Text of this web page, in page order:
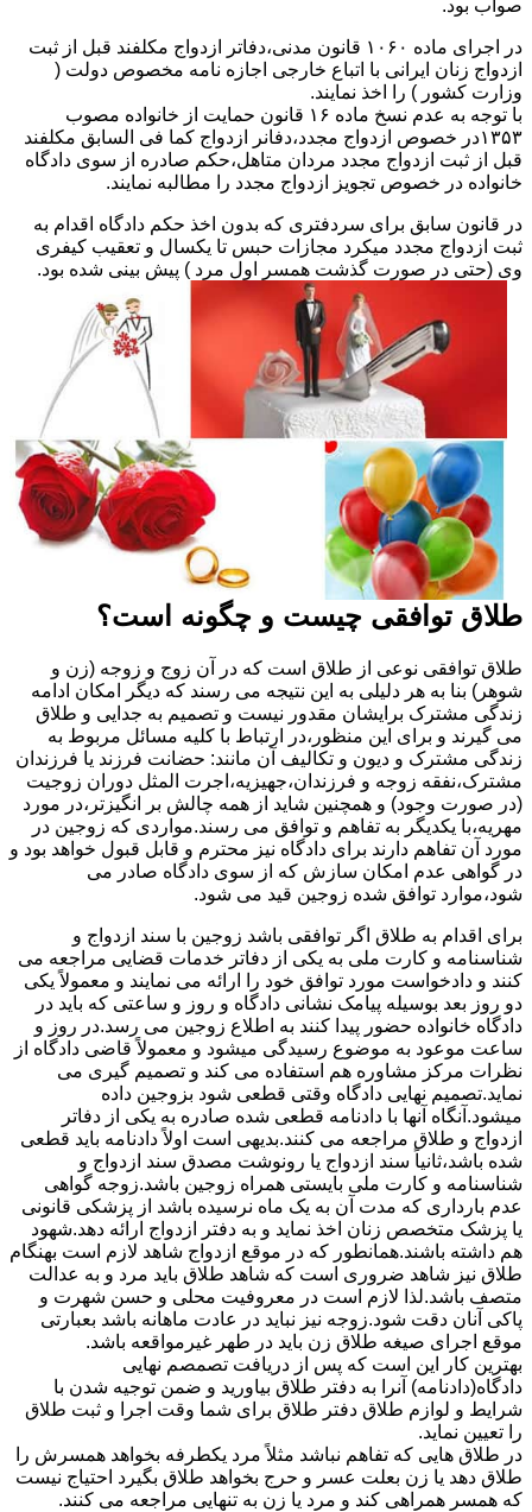
صواب بود.
در اجرای ماده ۱۰۶۰ قانون مدنی،دفاتر ازدواج مکلفند قبل از ثبت
ازدواج زنان ایرانی با اتباع خارجی اجازه نامه مخصوص دولت (
وزارت کشور ) را اخذ نمایند.
با توجه به عدم نسخ ماده ۱۶ قانون حمایت از خانواده مصوب
۱۳۵۳در خصوص ازدواج مجدد،دفانر ازدواج کما فی السابق مکلفند
قبل از ثبت ازدواج مجدد مردان متاهل،حکم صادره از سوی دادگاه
خانواده در خصوص تجویز ازدواج مجدد را مطالبه نمایند.
در قانون سابق برای سردفتری که بدون اخذ حکم دادگاه اقدام به
ثبت ازدواج مجدد میکرد مجازات حبس تا یکسال و تعقیب کیفری
وی (حتی در صورت گذشت همسر اول مرد ) پیش بینی شده بود.
طلاق توافقی چیست و چگونه است؟
طلاق توافقی نوعی از طلاق است که در آن زوج و زوجه (زن و
شوهر) بنا به هر دلیلی به این نتیجه می رسند که دیگر امکان ادامه
زندگی مشترک برایشان مقدور نیست و تصمیم به جدایی و طلاق
می گیرند و برای این منظور،در ارتباط با کلیه مسائل مربوط به
زندگی مشترک و دیون و تکالیف آن مانند: حضانت فرزند یا فرزندان
مشترک،نفقه زوجه و فرزندان،جهیزیه،اجرت المثل دوران زوجیت
(در صورت وجود) و همچنین شاید از همه چالش بر انگیزتر،در مورد
مهریه،با یکدیگر به تفاهم و توافق می رسند.مواردی که زوجین در
مورد آن تفاهم دارند برای دادگاه نیز محترم و قابل قبول خواهد بود و
در گواهی عدم امکان سازش که از سوی دادگاه صادر می
شود،موارد توافق شده زوجین قید می شود.
برای اقدام به طلاق اگر توافقی باشد زوجین با سند ازدواج و
شناسنامه و کارت ملی به یکی از دفاتر خدمات قضایی مراجعه می
کنند و دادخواست مورد توافق خود را ارائه می نمایند و معمولاً یکی
دو روز بعد بوسیله پیامک نشانی دادگاه و روز و ساعتی که باید در
دادگاه خانواده حضور پیدا کنند به اطلاع زوجین می رسد.در روز و
ساعت موعود به موضوع رسیدگی میشود و معمولاً قاضی دادگاه از
نظرات مرکز مشاوره هم استفاده می کند و تصمیم گیری می
نماید.تصمیم نهایی دادگاه وقتی قطعی شود بزوجین داده
میشود.آنگاه آنها با دادنامه قطعی شده صادره به یکی از دفاتر
ازدواج و طلاق مراجعه می کنند.بدیهی است اولاً دادنامه باید قطعی
شده باشد،ثانیاً سند ازدواج یا رونوشت مصدق سند ازدواج و
شناسنامه و کارت ملی بایستی همراه زوجین باشد.زوجه گواهی
عدم بارداری که مدت آن به یک ماه نرسیده باشد از پزشکی قانونی
یا پزشک متخصص زنان اخذ نماید و به دفتر ازدواج ارائه دهد.شهود
هم داشته باشند.همانطور که در موقع ازدواج شاهد لازم است بهنگام
طلاق نیز شاهد ضروری است که شاهد طلاق باید مرد و به عدالت
متصف باشد.لذا لازم است در معروفیت محلی و حسن شهرت و
پاکی آنان دقت شود.زوجه نیز نباید در عادت ماهانه باشد بعبارتی
موقع اجرای صیغه طلاق زن باید در طهر غیرمواقعه باشد.
بهترین کار این است که پس از دریافت تصمصم نهایی
دادگاه(دادنامه) آنرا به دفتر طلاق بیاورید و ضمن توجیه شدن با
شرایط و لوازم طلاق دفتر طلاق برای شما وقت اجرا و ثبت طلاق
را تعیین نماید.
در طلاق هایی که تفاهم نباشد مثلاً مرد یکطرفه بخواهد همسرش را
طلاق دهد یا زن بعلت عسر و حرج بخواهد طلاق بگیرد احتیاج نیست
که همسر همراهی کند و مرد یا زن به تنهایی مراجعه می کنند.